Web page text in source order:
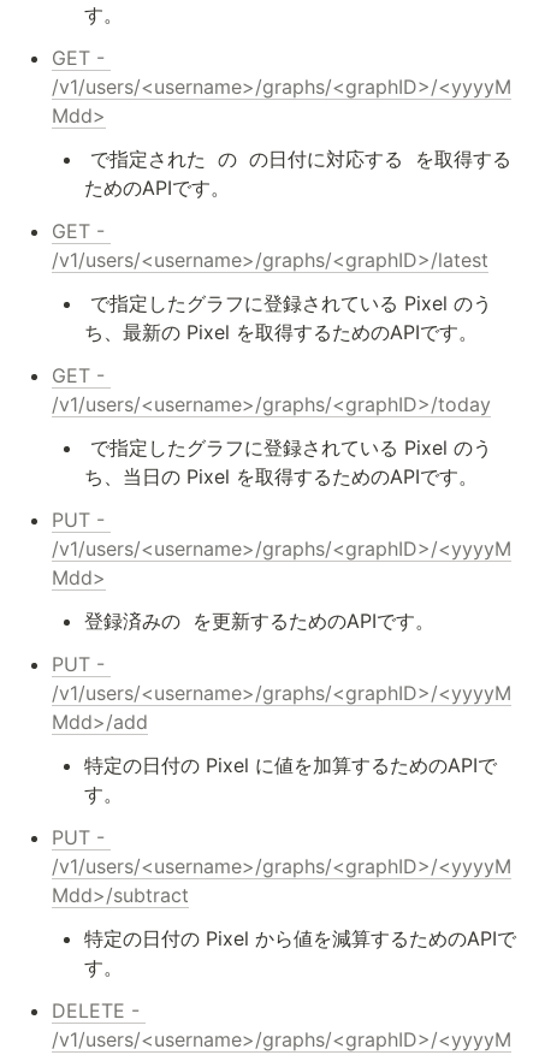
す。
GET -
/v1/users/<username>/graphs/<graphID>/<yyyyM
Mdd>
で指定された の の日付に対応する
を取得する
ためのAPIです。
GET -
/v1/users/<username>/graphs/<graphID>/latest
で指定したグラフに登録されている Pixel のう
ち、最新の Pixel を取得するためのAPIです。
GET -
/v1/users/<username>/graphs/<graphID>/today
で指定したグラフに登録されている Pixel のう
ち、当日の Pixel を取得するためのAPIです。
PUT -
/v1/users/<username>/graphs/<graphID>/<yyyyM
Mdd>
登録済みの を更新するためのAPIです。
PUT -
/v1/users/<username>/graphs/<graphID>/<yyyyM
Mdd>/add
特定の日付の Pixel に値を加算するためのAPIで
す。
PUT -
/v1/users/<username>/graphs/<graphID>/<yyyyM
Mdd>/subtract
特定の日付の Pixel から値を減算するためのAPIで
す。
DELETE -
/v1/users/<username>/graphs/<graphID>/<yyyyM